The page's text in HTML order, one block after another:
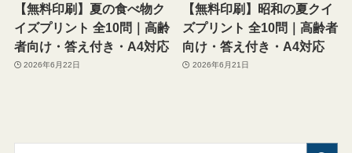
【無料印刷】夏の食べ物ク
イズプリント 全10問｜高齢
者向け・答え付き・A4対応
2026年6月22日
【無料印刷】昭和の夏クイ
ズプリント 全10問｜高齢者
向け・答え付き・A4対応
2026年6月21日